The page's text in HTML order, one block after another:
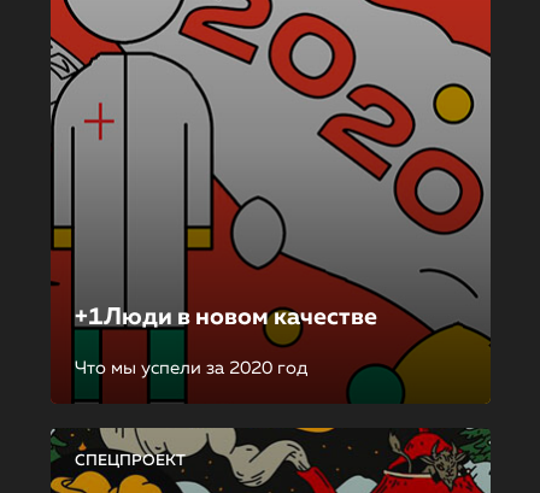
+1Люди в новом качестве
Что мы успели за 2020 год
СПЕЦПРОЕКТ